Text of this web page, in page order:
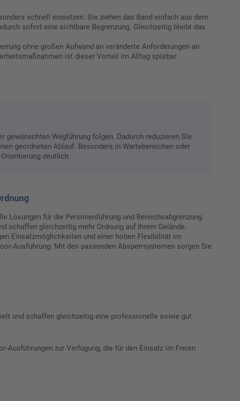
schnell einsetzen. Sie ziehen das Band einfach aus dem
sofort eine sichtbare Begrenzung. Gleichzeitig bleibt das
ohne großen Aufwand an veränderte Anforderungen an.
ist dieser Vorteil im Alltag spürbar.
Wegführung folgen. Dadurch reduzieren Sie
geordneten Ablauf. Besonders in Wartebereichen oder
deutlich.
Lösungen für die Personenführung und Bereichsabgrenzung.
schaffen gleichzeitig mehr Ordnung auf Ihrem Gelände.
Einsatzmöglichkeiten und einer hohen Flexibilität im
Ausführung: Mit den passenden Absperrsystemen sorgen Sie
und schaffen gleichzeitig eine professionelle sowie gut
zur Verfügung, die für den Einsatz im Freien